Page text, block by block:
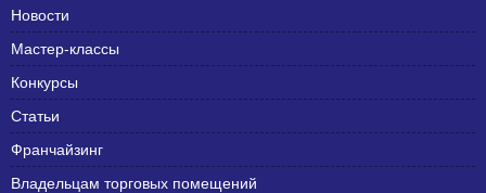
Новости
Мастер-классы
Конкурсы
Статьи
Франчайзинг
Владельцам торговых помещений